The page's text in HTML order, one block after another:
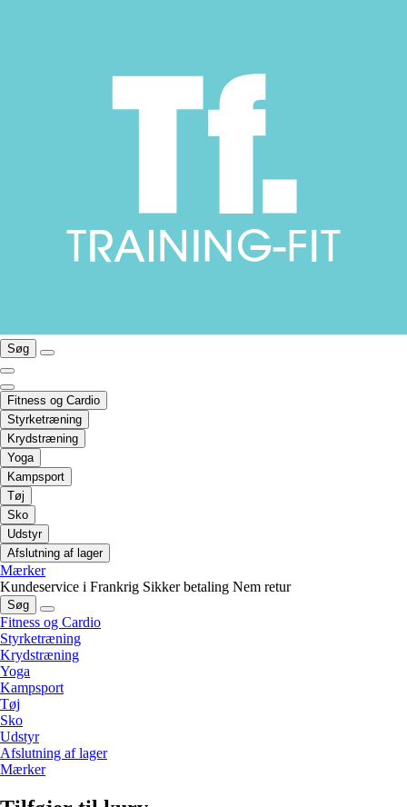
Søg
Fitness og Cardio
Styrketræning
Krydstræning
Yoga
Kampsport
Tøj
Sko
Udstyr
Afslutning af lager
Mærker
Kundeservice i Frankrig Sikker betaling Nem retur
Søg
Fitness og Cardio
Styrketræning
Krydstræning
Yoga
Kampsport
Tøj
Sko
Udstyr
Afslutning af lager
Mærker